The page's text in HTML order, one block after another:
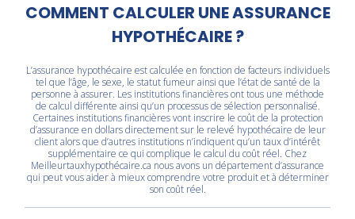
COMMENT CALCULER UNE ASSURANCE
HYPOTHÉCAIRE ?
L’assurance hypothécaire est calculée en fonction de facteurs individuels
tel que l’âge, le sexe, le statut fumeur ainsi que l’état de santé de la
personne à assurer. Les institutions financières ont tous une méthode
de calcul différente ainsi qu’un processus de sélection personnalisé.
Certaines institutions financières vont inscrire le coût de la protection
d’assurance en dollars directement sur le relevé hypothécaire de leur
client alors que d’autres institutions n’indiquent qu’un taux d’intérêt
supplémentaire ce qui complique le calcul du coût réel. Chez
Meilleurtauxhypothécaire.ca nous avons un département d’assurance
qui peut vous aider à mieux comprendre votre produit et à déterminer
son coût réel.